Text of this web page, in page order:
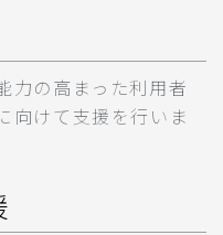
力の高まった利用者
向けて支援を行いま